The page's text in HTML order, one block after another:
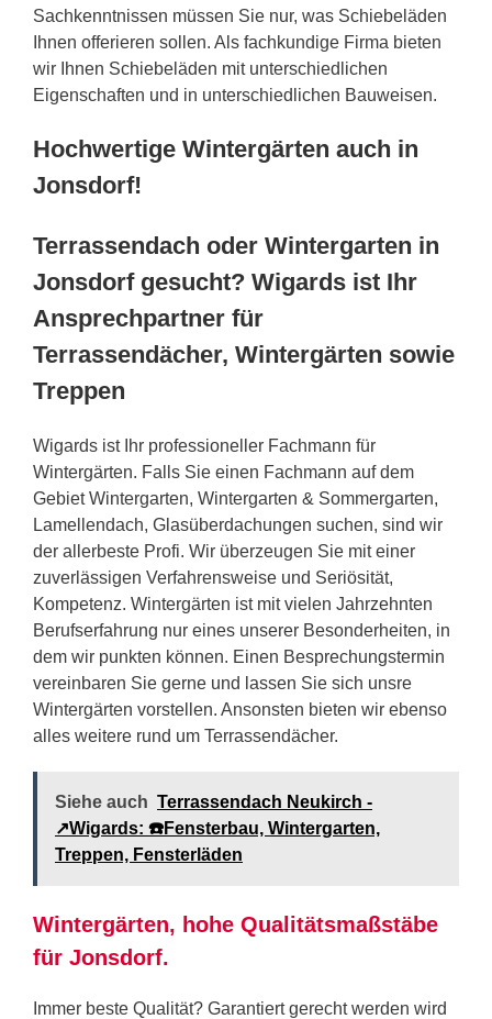
Sachkenntnissen müssen Sie nur, was Schiebeläden
Ihnen offerieren sollen. Als fachkundige Firma bieten
wir Ihnen Schiebeläden mit unterschiedlichen
Eigenschaften und in unterschiedlichen Bauweisen.
Hochwertige Wintergärten auch in
Jonsdorf!
Terrassendach oder Wintergarten in
Jonsdorf gesucht? Wigards ist Ihr
Ansprechpartner für
Terrassendächer, Wintergärten sowie
Treppen
Wigards ist Ihr professioneller Fachmann für
Wintergärten. Falls Sie einen Fachmann auf dem
Gebiet Wintergarten, Wintergarten & Sommergarten,
Lamellendach, Glasüberdachungen suchen, sind wir
der allerbeste Profi. Wir überzeugen Sie mit einer
zuverlässigen Verfahrensweise und Seriösität,
Kompetenz. Wintergärten ist mit vielen Jahrzehnten
Berufserfahrung nur eines unserer Besonderheiten, in
dem wir punkten können. Einen Besprechungstermin
vereinbaren Sie gerne und lassen Sie sich unsre
Wintergärten vorstellen. Ansonsten bieten wir ebenso
alles weitere rund um Terrassendächer.
Siehe auch Terrassendach Neukirch -
↗️Wigards: ☎️Fensterbau, Wintergarten,
Treppen, Fensterläden
Wintergärten, hohe Qualitätsmaßstäbe
für Jonsdorf.
Immer beste Qualität? Garantiert gerecht werden wird